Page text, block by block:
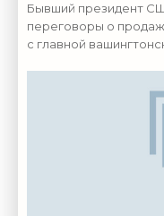
Бывший президент
переговоры о
с главной